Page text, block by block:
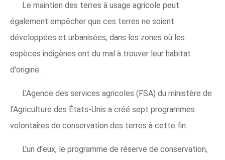
Le maintien des terres à usage agricole peut
également empêcher que ces terres ne soient
développées et urbanisées, dans les zones où les
espèces indigènes ont du mal à trouver leur habitat
d'origine.
L'Agence des services agricoles (FSA) du ministère de
l'Agriculture des États-Unis a créé sept programmes
volontaires de conservation des terres à cette fin.
L'un d'eux, le programme de réserve de conservation,